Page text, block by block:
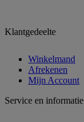
Klantgedeelte
Winkelmand
Afrekenen
Mijn Account
Service en informatie